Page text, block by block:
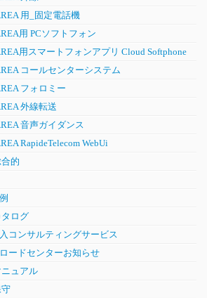
用_固定電話機
用 PCソフトフォン
用スマートフォンアプリ Cloud Softphone
コールセンターシステム
フォロミー
外線転送
音声ガイダンス
RapideTelecom WebUi
的
ログ
コンサルティングサービス
ードセンターお知らせ
ュアル